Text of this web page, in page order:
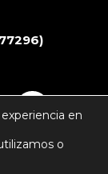
en
o